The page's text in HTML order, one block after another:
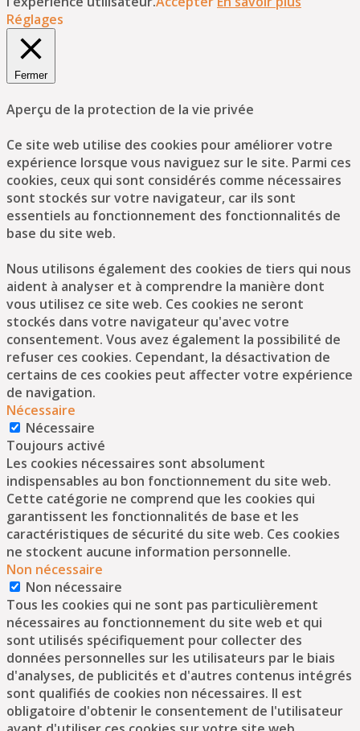
Réglages
Fermer
Aperçu de la protection de la vie privée
Ce site web utilise des cookies pour améliorer votre
expérience lorsque vous naviguez sur le site. Parmi ces
cookies, ceux qui sont considérés comme nécessaires
sont stockés sur votre navigateur, car ils sont
essentiels au fonctionnement des fonctionnalités de
base du site web.
Nous utilisons également des cookies de tiers qui nous
aident à analyser et à comprendre la manière dont
vous utilisez ce site web. Ces cookies ne seront
stockés dans votre navigateur qu'avec votre
consentement. Vous avez également la possibilité de
refuser ces cookies. Cependant, la désactivation de
certains de ces cookies peut affecter votre expérience
de navigation.
Nécessaire
Nécessaire
Toujours activé
Les cookies nécessaires sont absolument
indispensables au bon fonctionnement du site web.
Cette catégorie ne comprend que les cookies qui
garantissent les fonctionnalités de base et les
caractéristiques de sécurité du site web. Ces cookies
ne stockent aucune information personnelle.
Non nécessaire
Non nécessaire
Tous les cookies qui ne sont pas particulièrement
nécessaires au fonctionnement du site web et qui
sont utilisés spécifiquement pour collecter des
données personnelles sur les utilisateurs par le biais
d'analyses, de publicités et d'autres contenus intégrés
sont qualifiés de cookies non nécessaires. Il est
obligatoire d'obtenir le consentement de l'utilisateur